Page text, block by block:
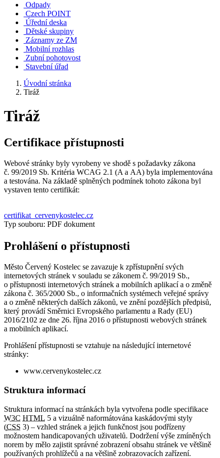
Odpady
Czech POINT
Úřední deska
Dětské skupiny
Záznamy ze ZM
Mobilní rozhlas
Zubní pohotovost
Stavební úřad
Úvodní stránka
Tiráž
Tiráž
Certifikace přístupnosti
Webové stránky byly vyrobeny ve shodě s požadavky zákona
č. 99/2019 Sb. Kritéria WCAG 2.1 (A a AA) byla implementována
a testována. Na základě splněných podmínek tohoto zákona byl
vystaven tento certifikát:
certifikat_cervenykostelec.cz
Typ souboru: PDF dokument
Prohlášení o přístupnosti
Město Červený Kostelec se zavazuje k zpřístupnění svých
internetových stránek v souladu se zákonem č. 99/2019 Sb.,
o přístupnosti internetových stránek a mobilních aplikací a o změně
zákona č. 365/2000 Sb., o informačních systémech veřejné správy
a o změně některých dalších zákonů, ve znění pozdějších předpisů,
který provádí Směrnici Evropského parlamentu a Rady (EU)
2016/2102 ze dne 26. října 2016 o přístupnosti webových stránek
a mobilních aplikací.
Prohlášení přístupnosti se vztahuje na následující internetové
stránky:
www.cervenykostelec.cz
Struktura informací
Struktura informací na stránkách byla vytvořena podle specifikace
W3C HTML 5 a vizuálně naformátována kaskádovými styly
(CSS 3) – vzhled stránek a jejich funkčnost jsou podřízeny
možnostem handicapovaných uživatelů. Dodržení výše zmíněných
norem by mělo zajistit správné zobrazení obsahu stránek ve většině
používaných prohlížečů a na většině zobrazovacích zařízení.